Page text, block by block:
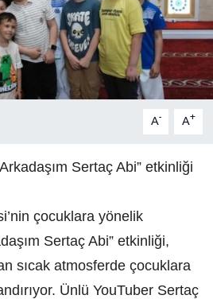
A- A+
Sertaç Abi” etkinliği
çocuklara yönelik
Sertaç Abi” etkinliği,
sıcak atmosferde çocuklara
Ünlü YouTuber Sertaç